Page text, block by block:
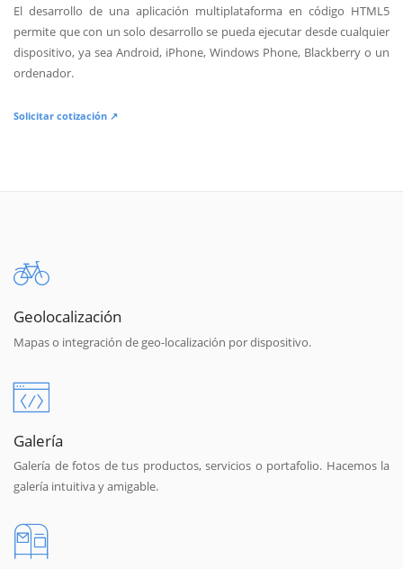
El desarrollo de una aplicación multiplataforma en código HTML5
permite que con un solo desarrollo se pueda ejecutar desde cualquier
dispositivo, ya sea Android, iPhone, Windows Phone, Blackberry o un
ordenador.
Solicitar cotización ↗
Geolocalización
Mapas o integración de geo-localización por dispositivo.
Galería
Galería de fotos de tus productos, servicios o portafolio. Hacemos la
galería intuitiva y amigable.